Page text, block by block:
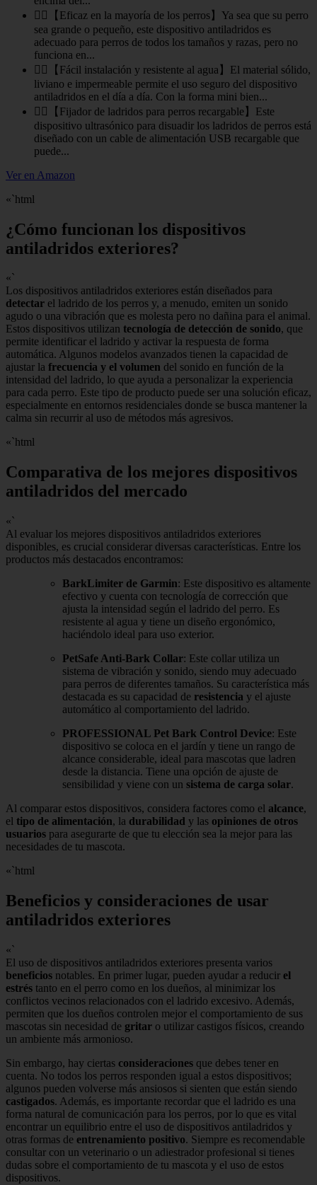
🐕‍🦺【Eficaz en la mayoría de los perros】Ya sea que su perro
sea grande o pequeño, este dispositivo antiladridos es
adecuado para perros de todos los tamaños y razas, pero no
funciona en...
🐕‍🦺【Fácil instalación y resistente al agua】El material sólido,
liviano e impermeable permite el uso seguro del dispositivo
antiladridos en el día a día. Con la forma mini bien...
🐕‍🦺【Fijador de ladridos para perros recargable】Este
dispositivo ultrasónico para disuadir los ladridos de perros está
diseñado con un cable de alimentación USB recargable que
puede...
Ver en Amazon
«`html
¿Cómo funcionan los dispositivos
antiladridos exteriores?
«`
Los dispositivos antiladridos exteriores están diseñados para
detectar el ladrido de los perros y, a menudo, emiten un sonido
agudo o una vibración que es molesta pero no dañina para el animal.
Estos dispositivos utilizan tecnología de detección de sonido, que
permite identificar el ladrido y activar la respuesta de forma
automática. Algunos modelos avanzados tienen la capacidad de
ajustar la frecuencia y el volumen del sonido en función de la
intensidad del ladrido, lo que ayuda a personalizar la experiencia
para cada perro. Este tipo de producto puede ser una solución eficaz,
especialmente en entornos residenciales donde se busca mantener la
calma sin recurrir al uso de métodos más agresivos.
«`html
Comparativa de los mejores dispositivos
antiladridos del mercado
«`
Al evaluar los mejores dispositivos antiladridos exteriores
disponibles, es crucial considerar diversas características. Entre los
productos más destacados encontramos:
BarkLimiter de Garmin: Este dispositivo es altamente
efectivo y cuenta con tecnología de corrección que
ajusta la intensidad según el ladrido del perro. Es
resistente al agua y tiene un diseño ergonómico,
haciéndolo ideal para uso exterior.
PetSafe Anti-Bark Collar: Este collar utiliza un
sistema de vibración y sonido, siendo muy adecuado
para perros de diferentes tamaños. Su característica más
destacada es su capacidad de resistencia y el ajuste
automático al comportamiento del ladrido.
PROFESSIONAL Pet Bark Control Device: Este
dispositivo se coloca en el jardín y tiene un rango de
alcance considerable, ideal para mascotas que ladren
desde la distancia. Tiene una opción de ajuste de
sensibilidad y viene con un sistema de carga solar.
Al comparar estos dispositivos, considera factores como el alcance,
el tipo de alimentación, la durabilidad y las opiniones de otros
usuarios para asegurarte de que tu elección sea la mejor para las
necesidades de tu mascota.
«`html
Beneficios y consideraciones de usar
antiladridos exteriores
«`
El uso de dispositivos antiladridos exteriores presenta varios
beneficios notables. En primer lugar, pueden ayudar a reducir el
estrés tanto en el perro como en los dueños, al minimizar los
conflictos vecinos relacionados con el ladrido excesivo. Además,
permiten que los dueños controlen mejor el comportamiento de sus
mascotas sin necesidad de gritar o utilizar castigos físicos, creando
un ambiente más armonioso.
Sin embargo, hay ciertas consideraciones que debes tener en
cuenta. No todos los perros responden igual a estos dispositivos;
algunos pueden volverse más ansiosos si sienten que están siendo
castigados. Además, es importante recordar que el ladrido es una
forma natural de comunicación para los perros, por lo que es vital
encontrar un equilibrio entre el uso de dispositivos antiladridos y
otras formas de entrenamiento positivo. Siempre es recomendable
consultar con un veterinario o un adiestrador profesional si tienes
dudas sobre el comportamiento de tu mascota y el uso de estos
dispositivos.